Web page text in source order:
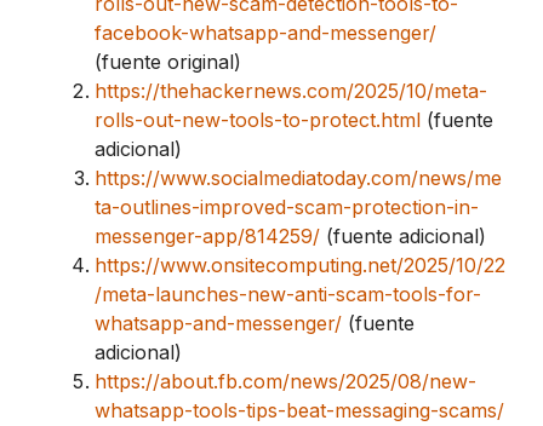
facebook-whatsapp-and-messenger/
(fuente original)
https://thehackernews.com/2025/10/meta-
rolls-out-new-tools-to-protect.html (fuente
adicional)
https://www.socialmediatoday.com/news/me
ta-outlines-improved-scam-protection-in-
messenger-app/814259/ (fuente adicional)
https://www.onsitecomputing.net/2025/10/22
/meta-launches-new-anti-scam-tools-for-
whatsapp-and-messenger/ (fuente
adicional)
https://about.fb.com/news/2025/08/new-
whatsapp-tools-tips-beat-messaging-scams/